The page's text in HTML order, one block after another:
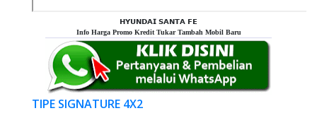
𝗛𝗬𝗨𝗡𝗗𝗔𝗜 𝗦𝗔𝗡𝗧𝗔 𝗙𝗘
Info Harga Promo Kredit Tukar Tambah Mobil Baru
TIPE SIGNATURE 4X2